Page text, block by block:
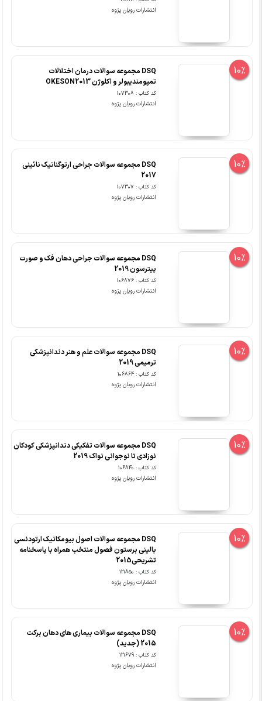
انتشارات رویان پژوه
10%
DSQ مجموعه سوالات درمان اختلالات
تمپومندیبولر و اکلوژن OKESON2013
کد کتاب : 107308
انتشارات رویان پژوه
10%
DSQ مجموعه سوالات جراحی ارتوگناتیک نائینی
2017
کد کتاب : 107307
انتشارات رویان پژوه
10%
DSQ مجموعه سوالات جراحی دهان فک و صورت
پیترسون 2019
کد کتاب : 106876
انتشارات رویان پژوه
10%
DSQ مجموعه سوالات علم و هنر دندانپزشکی
ترمیمی 2019
کد کتاب : 106864
انتشارات رویان پژوه
10%
DSQ مجموعه سوالات تفکیکی دندانپزشکی کودکان
نوزادی تا نوجوانی نواک 2019
کد کتاب : 106840
انتشارات رویان پژوه
10%
DSQ مجموعه سوالات اصول بیومکانیک ارتودنسی
بالینی برستون فصول منتخب همراه با پاسخنامه
تشریحی2015
کد کتاب : 121850
انتشارات رویان پژوه
10%
DSQ مجموعه سوالات بیماری های دهان برکت
2015 (جدید)
کد کتاب : 121679
انتشارات رویان پژوه